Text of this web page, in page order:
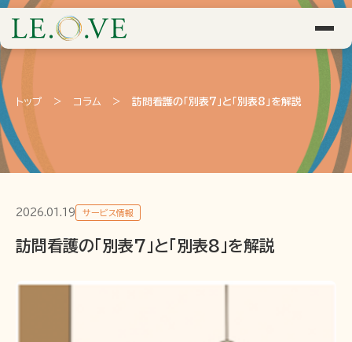
トップ > コラム > 訪問看護の「別表7」と「別表8」を解説
2026.01.19 サービス情報
訪問看護の「別表7」と「別表8」を解説